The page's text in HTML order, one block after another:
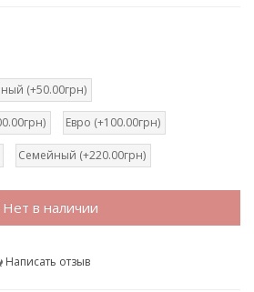
(+50.00грн)
Евро (+100.00грн)
Семейный (+220.00грн)
Нет в наличии
Написать отзыв